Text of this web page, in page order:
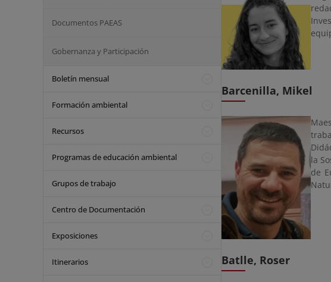
Documentos PAEAS
Gobernanza y Participación
Boletín mensual
Formación ambiental
Recursos
Programas de educación ambiental
Grupos de trabajo
Centro de Documentación
Exposiciones
Itinerarios
Barcenilla, Mikel
la
de
Batlle, Roser